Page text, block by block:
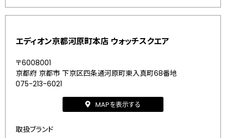
エディオン京都河原町本店 ウォッチスクエア
〒6008001
京都府 京都市 下京区四条通河原町東入真町68番地
075-213-6021
MAPを表示する
取扱ブランド